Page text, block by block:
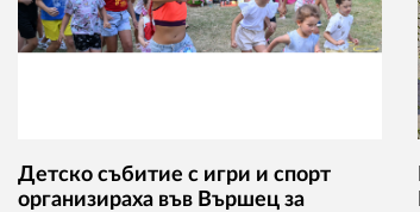
Детско събитие с игри и спорт
организираха във Вършец за